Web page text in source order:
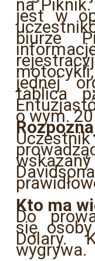
na
jest w
biurze
jednej
tablica
o wym.
Kto ma
Do
się
Dolary.
wygrywa.